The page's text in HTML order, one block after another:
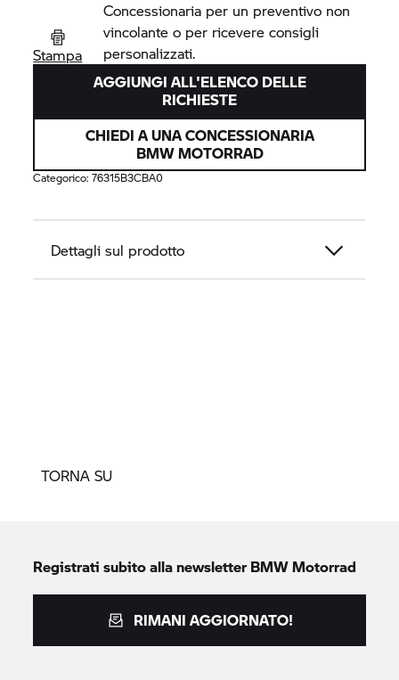
Stampa
Concessionaria per un preventivo non
vincolante o per ricevere consigli
personalizzati.
AGGIUNGI ALL'ELENCO DELLE
RICHIESTE
CHIEDI A UNA CONCESSIONARIA
BMW MOTORRAD
Categorico:76315B3CBA0
Dettagli sul prodotto
TORNA SU
Registrati subito alla newsletterBMW Motorrad
RIMANI AGGIORNATO!